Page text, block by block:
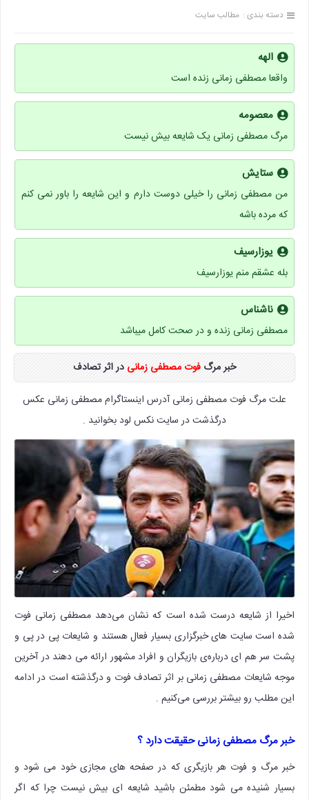
دسته بندی : مطالب سایت
الهه
واقعا مصطفی زمانی زنده است
معصومه
مرگ مصطفی زمانی یک شایعه بیش نیست
ستایش
من مصطفی زمانی را خیلی دوست دارم و این شایعه را باور نمی کنم
که مرده باشه
یوزارسیف
بله عشقم منم یوزارسیف
ناشناس
مصطفی زمانی زنده و در صحت کامل میباشد
خبر مرگ فوت مصطفی زمانی در اثر تصادف
علت مرگ فوت مصطفی زمانی آدرس اینستاگرام مصطفی زمانی عکس
درگذشت در سایت نکس لود بخوانید .
اخیرا از شایعه درست شده است که نشان می‌دهد مصطفی زمانی فوت
شده است سایت های خبرگزاری بسیار فعال هستند و شایعات پی در پی و
پشت سر هم ای درباره‌ی بازیگران و افراد مشهور ارائه می دهند در آخرین
موجه شایعات مصطفی زمانی بر اثر تصادف فوت و درگذشته است در ادامه
این مطلب رو بیشتر بررسی می‌کنیم .
خبر مرگ مصطفی زمانی حقیقت دارد ؟
خبر مرگ و فوت هر بازیگری که در صفحه های مجازی خود می شود و
بسیار شنیده می شود مطمئن باشید شایعه ای بیش نیست چرا که اگر